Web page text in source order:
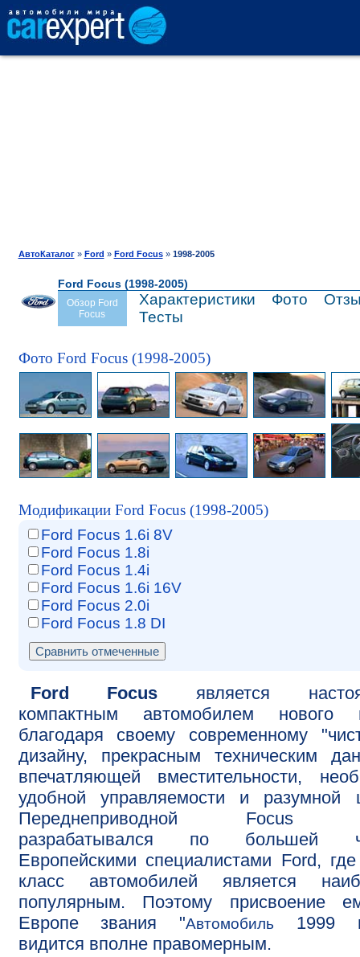
ПРОДАЖА
АвтоКаталог» Ford » Ford Focus» 1998-2005
Ford Focus (1998-2005)
Обзор Ford
Focus
Характеристики Фото
Тесты
Фото Ford Focus (1998-2005)
Модификации Ford Focus (1998-2005)
Ford Focus 1.6i 8V
Ford Focus 1.8i
Ford Focus 1.4i
Ford Focus 1.6i 16V
Ford Focus 2.0i
Ford Focus 1.8 DI
Ford Focus является
компактным автомобилем нового
благодаря своему современному
дизайну, прекрасным техническим
впечатляющей вместительности,
удобной управляемости и разумной
Переднеприводной Focus
разрабатывался по большей
Европейскими специалистами Ford, где
класс автомобилей является
популярным. Поэтому присвоение
Европе звания "Автомобиль
1999
видится вполне правомерным.